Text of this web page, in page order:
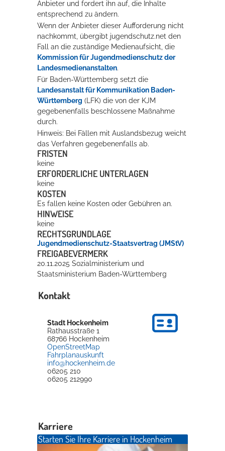
Anbieter und fordert ihn auf, die Inhalte
entsprechend zu ändern.
Wenn der Anbieter dieser Aufforderung nicht
nachkommt, übergibt jugendschutz.net den
Fall an die zuständige Medienaufsicht, die
Kommission für Jugendmedienschutz der
Landesmedienanstalten.
Für Baden-Württemberg setzt die
Landesanstalt für Kommunikation Baden-
Württemberg (LFK) die von der KJM
gegebenenfalls beschlossene Maßnahme
durch.
Hinweis: Bei Fällen mit Auslandsbezug weicht
das Verfahren gegebenenfalls ab.
FRISTEN
keine
ERFORDERLICHE UNTERLAGEN
keine
KOSTEN
Es fallen keine Kosten oder Gebühren an.
HINWEISE
keine
RECHTSGRUNDLAGE
Jugendmedienschutz-Staatsvertrag (JMStV)
FREIGABEVERMERK
20.11.2025 Sozialministerium und
Staatsministerium Baden-Württemberg
Kontakt
Stadt Hockenheim
Rathausstraße 1
68766 Hockenheim
OpenStreetMap
Fahrplanauskunft
info@hockenheim.de
06205 210
06205 212990
Karriere
Starten Sie Ihre Karriere in Hockenheim